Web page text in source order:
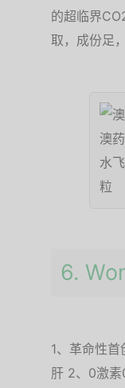
的超临界
取，成份足
6.
1、革命性
肝 2、0激